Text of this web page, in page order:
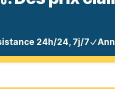
24h/24, 7j/7